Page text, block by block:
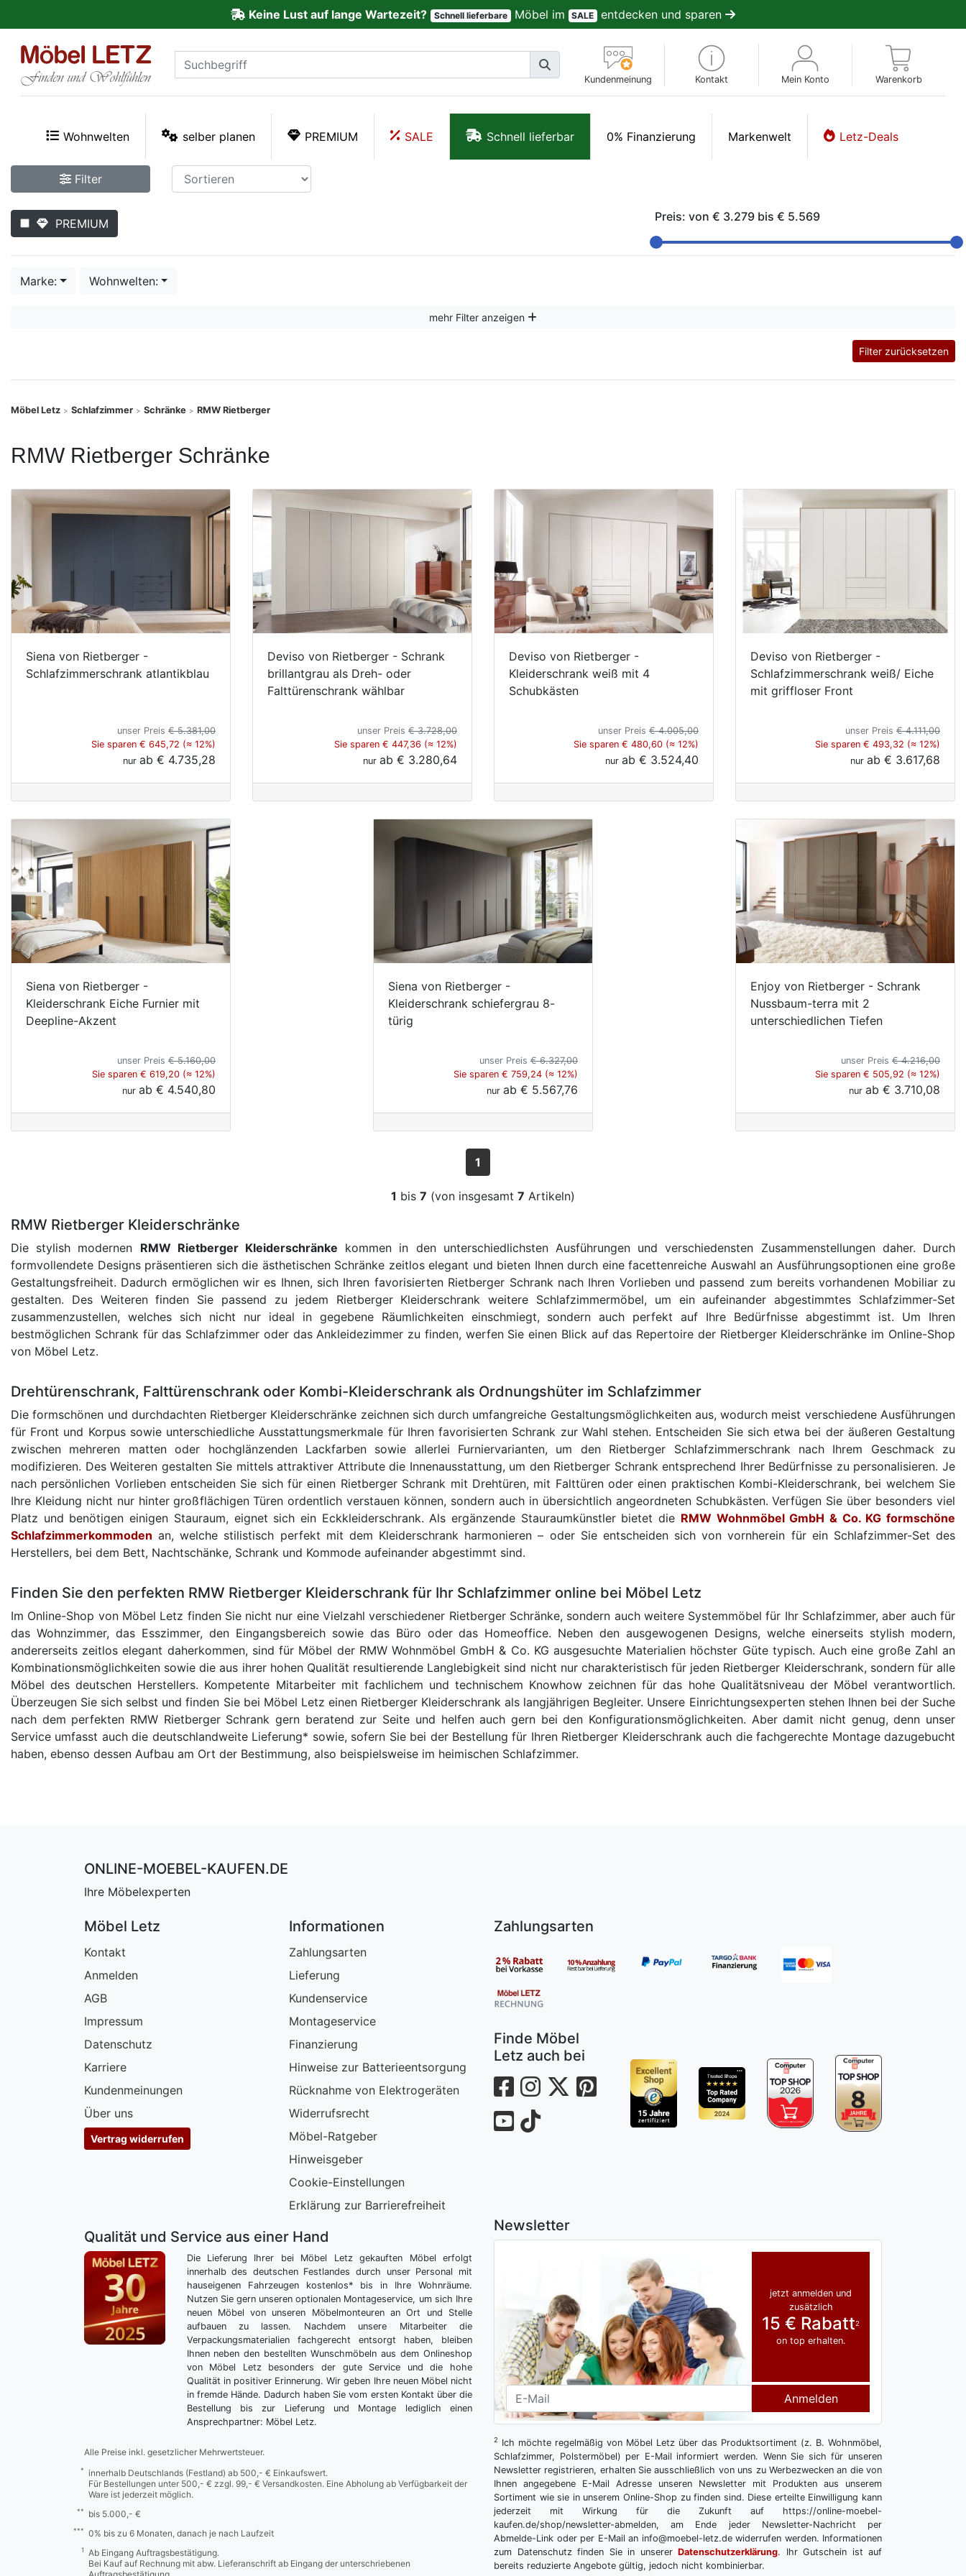
Keine Lust auf lange Wartezeit? Schnell lieferbare Möbel im SALE entdecken und sparen
Kundenmeinung Kontakt Mein Konto Warenkorb
Wohnwelten selber planen PREMIUM SALE Schnell lieferbar 0% Finanzierung Markenwelt Letz-Deals
Filter
PREMIUM Preis: von € 3.279 bis € 5.569
Marke: Wohnwelten:
mehr Filter anzeigen
Filter zurücksetzen
Möbel Letz > Schlafzimmer > Schränke > RMW Rietberger
RMW Rietberger Schränke
Siena von Rietberger -
Schlafzimmerschrank atlantikblau
unser Preis € 5.381,00
Sie sparen € 645,72 (≈ 12%)
nur ab € 4.735,28
Deviso von Rietberger - Schrank
brillantgrau als Dreh- oder
Falttürenschrank wählbar
unser Preis € 3.728,00
Sie sparen € 447,36 (≈ 12%)
nur ab € 3.280,64
Deviso von Rietberger -
Kleiderschrank weiß mit 4
Schubkästen
unser Preis € 4.005,00
Sie sparen € 480,60 (≈ 12%)
nur ab € 3.524,40
Deviso von Rietberger -
Schlafzimmerschrank weiß/ Eiche
mit griffloser Front
unser Preis € 4.111,00
Sie sparen € 493,32 (≈ 12%)
nur ab € 3.617,68
Siena von Rietberger -
Kleiderschrank Eiche Furnier mit
Deepline-Akzent
unser Preis € 5.160,00
Sie sparen € 619,20 (≈ 12%)
nur ab € 4.540,80
Siena von Rietberger -
Kleiderschrank schiefergrau 8-
türig
unser Preis € 6.327,00
Sie sparen € 759,24 (≈ 12%)
nur ab € 5.567,76
Enjoy von Rietberger - Schrank
Nussbaum-terra mit 2
unterschiedlichen Tiefen
unser Preis € 4.216,00
Sie sparen € 505,92 (≈ 12%)
nur ab € 3.710,08
1
1 bis 7 (von insgesamt 7 Artikeln)
RMW Rietberger Kleiderschränke
Die stylish modernen RMW Rietberger Kleiderschränke kommen in den unterschiedlichsten Ausführungen und verschiedensten Zusammenstellungen daher. Durch
formvollendete Designs präsentieren sich die ästhetischen Schränke zeitlos elegant und bieten Ihnen durch eine facettenreiche Auswahl an Ausführungsoptionen eine große
Gestaltungsfreiheit. Dadurch ermöglichen wir es Ihnen, sich Ihren favorisierten Rietberger Schrank nach Ihren Vorlieben und passend zum bereits vorhandenen Mobiliar zu
gestalten. Des Weiteren finden Sie passend zu jedem Rietberger Kleiderschrank weitere Schlafzimmermöbel, um ein aufeinander abgestimmtes Schlafzimmer-Set
zusammenzustellen, welches sich nicht nur ideal in gegebene Räumlichkeiten einschmiegt, sondern auch perfekt auf Ihre Bedürfnisse abgestimmt ist. Um Ihren
bestmöglichen Schrank für das Schlafzimmer oder das Ankleidezimmer zu finden, werfen Sie einen Blick auf das Repertoire der Rietberger Kleiderschränke im Online-Shop
von Möbel Letz.
Drehtürenschrank, Falttürenschrank oder Kombi-Kleiderschrank als Ordnungshüter im Schlafzimmer
Die formschönen und durchdachten Rietberger Kleiderschränke zeichnen sich durch umfangreiche Gestaltungsmöglichkeiten aus, wodurch meist verschiedene Ausführungen
für Front und Korpus sowie unterschiedliche Ausstattungsmerkmale für Ihren favorisierten Schrank zur Wahl stehen. Entscheiden Sie sich etwa bei der äußeren Gestaltung
zwischen mehreren matten oder hochglänzenden Lackfarben sowie allerlei Furniervarianten, um den Rietberger Schlafzimmerschrank nach Ihrem Geschmack zu
modifizieren. Des Weiteren gestalten Sie mittels attraktiver Attribute die Innenausstattung, um den Rietberger Schrank entsprechend Ihrer Bedürfnisse zu personalisieren. Je
nach persönlichen Vorlieben entscheiden Sie sich für einen Rietberger Schrank mit Drehtüren, mit Falttüren oder einen praktischen Kombi-Kleiderschrank, bei welchem Sie
Ihre Kleidung nicht nur hinter großflächigen Türen ordentlich verstauen können, sondern auch in übersichtlich angeordneten Schubkästen. Verfügen Sie über besonders viel
Platz und benötigen einigen Stauraum, eignet sich ein Eckkleiderschrank. Als ergänzende Stauraumkünstler bietet die RMW Wohnmöbel GmbH & Co. KG formschöne
Schlafzimmerkommoden an, welche stilistisch perfekt mit dem Kleiderschrank harmonieren – oder Sie entscheiden sich von vornherein für ein Schlafzimmer-Set des
Herstellers, bei dem Bett, Nachtschänke, Schrank und Kommode aufeinander abgestimmt sind.
Finden Sie den perfekten RMW Rietberger Kleiderschrank für Ihr Schlafzimmer online bei Möbel Letz
Im Online-Shop von Möbel Letz finden Sie nicht nur eine Vielzahl verschiedener Rietberger Schränke, sondern auch weitere Systemmöbel für Ihr Schlafzimmer, aber auch für
das Wohnzimmer, das Esszimmer, den Eingangsbereich sowie das Büro oder das Homeoffice. Neben den ausgewogenen Designs, welche einerseits stylish modern,
andererseits zeitlos elegant daherkommen, sind für Möbel der RMW Wohnmöbel GmbH & Co. KG ausgesuchte Materialien höchster Güte typisch. Auch eine große Zahl an
Kombinationsmöglichkeiten sowie die aus ihrer hohen Qualität resultierende Langlebigkeit sind nicht nur charakteristisch für jeden Rietberger Kleiderschrank, sondern für alle
Möbel des deutschen Herstellers. Kompetente Mitarbeiter mit fachlichem und technischem Knowhow zeichnen für das hohe Qualitätsniveau der Möbel verantwortlich.
Überzeugen Sie sich selbst und finden Sie bei Möbel Letz einen Rietberger Kleiderschrank als langjährigen Begleiter. Unsere Einrichtungsexperten stehen Ihnen bei der Suche
nach dem perfekten RMW Rietberger Schrank gern beratend zur Seite und helfen auch gern bei den Konfigurationsmöglichkeiten. Aber damit nicht genug, denn unser
Service umfasst auch die deutschlandweite Lieferung* sowie, sofern Sie bei der Bestellung für Ihren Rietberger Kleiderschrank auch die fachgerechte Montage dazugebucht
haben, ebenso dessen Aufbau am Ort der Bestimmung, also beispielsweise im heimischen Schlafzimmer.
ONLINE-MOEBEL-KAUFEN.DE
Ihre Möbelexperten
Möbel Letz
Kontakt
Anmelden
AGB
Impressum
Datenschutz
Karriere
Kundenmeinungen
Über uns
Vertrag widerrufen
Informationen
Zahlungsarten
Lieferung
Kundenservice
Montageservice
Finanzierung
Hinweise zur Batterieentsorgung
Rücknahme von Elektrogeräten
Widerrufsrecht
Möbel-Ratgeber
Hinweisgeber
Cookie-Einstellungen
Erklärung zur Barrierefreiheit
Zahlungsarten
Finde Möbel
Letz auch bei
Qualität und Service aus einer Hand
Die Lieferung Ihrer bei Möbel Letz gekauften Möbel erfolgt
innerhalb des deutschen Festlandes durch unser Personal mit
hauseigenen Fahrzeugen kostenlos* bis in Ihre Wohnräume.
Nutzen Sie gern unseren optionalen Montageservice, um sich Ihre
neuen Möbel von unseren Möbelmonteuren an Ort und Stelle
aufbauen zu lassen. Nachdem unsere Mitarbeiter die
Verpackungsmaterialien fachgerecht entsorgt haben, bleiben
Ihnen neben den bestellten Wunschmöbeln aus dem Onlineshop
von Möbel Letz besonders der gute Service und die hohe
Qualität in positiver Erinnerung. Wir geben Ihre neuen Möbel nicht
in fremde Hände. Dadurch haben Sie vom ersten Kontakt über die
Bestellung bis zur Lieferung und Montage lediglich einen
Ansprechpartner: Möbel Letz.
Alle Preise inkl. gesetzlicher Mehrwertsteuer.
*
innerhalb Deutschlands (Festland) ab 500,- € Einkaufswert.
Für Bestellungen unter 500,- € zzgl. 99,- € Versandkosten. Eine Abholung ab Verfügbarkeit der
Ware ist jederzeit möglich.
** bis 5.000,- €
*** 0% bis zu 6 Monaten, danach je nach Laufzeit
1
Ab Eingang Auftragsbestätigung.
Bei Kauf auf Rechnung mit abw. Lieferanschrift ab Eingang der unterschriebenen
Newsletter
jetzt anmelden und
zusätzlich
15 € Rabatt2
on top erhalten.
Anmelden
2
Ich möchte regelmäßig von Möbel Letz über das Produktsortiment (z. B. Wohnmöbel,
Schlafzimmer, Polstermöbel) per E-Mail informiert werden. Wenn Sie sich für unseren
Newsletter registrieren, erhalten Sie ausschließlich von uns zu Werbezwecken an die von
Ihnen angegebene E-Mail Adresse unseren Newsletter mit Produkten aus unserem
Sortiment wie sie in unserem Online-Shop zu finden sind. Diese erteilte Einwilligung kann
jederzeit mit Wirkung für die Zukunft auf https://online-moebel-
kaufen.de/shop/newsletter-abmelden, am Ende jeder Newsletter-Nachricht per
Abmelde-Link oder per E-Mail an info@moebel-letz.de widerrufen werden. Informationen
zum Datenschutz finden Sie in unserer Datenschutzerklärung. Ihr Gutschein ist auf
bereits reduzierte Angebote gültig, jedoch nicht kombinierbar.
Kundenmeinungen
PREMIUM
Schnell
lieferbar
SALE
Finanzierung
Letz-